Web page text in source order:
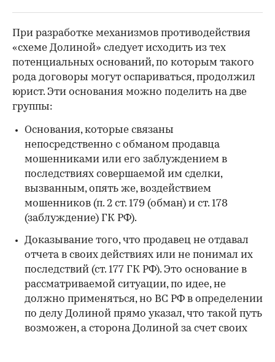
При разработке механизмов противодействия
«схеме Долиной» следует исходить из тех
потенциальных оснований, по которым такого
рода договоры могут оспариваться, продолжил
юрист. Эти основания можно поделить на две
группы:
Основания, которые связаны
непосредственно с обманом продавца
мошенниками или его заблуждением в
последствиях совершаемой им сделки,
вызванным, опять же, воздействием
мошенников (п. 2 ст. 179 (обман) и ст. 178
(заблуждение) ГК РФ).
Доказывание того, что продавец не отдавал
отчета в своих действиях или не понимал их
последствий (ст. 177 ГК РФ). Это основание в
рассматриваемой ситуации, по идее, не
должно применяться, но ВС РФ в определении
по делу Долиной прямо указал, что такой путь
возможен, а сторона Долиной за счет своих